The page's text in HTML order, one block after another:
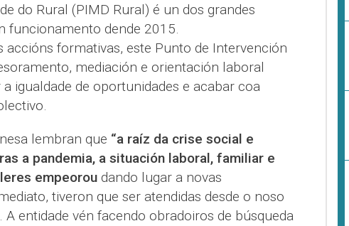
do Rural (PIMD Rural) é un dos grandes
funcionamento dende 2015.
accións formativas, este Punto de Intervención
mediación e orientación laboral
igualdade de oportunidades e acabar coa
lembran que “a raíz da crise social e
a pandemia, a situación laboral, familiar e
empeorou dando lugar a novas
tiveron que ser atendidas desde o noso
A entidade vén facendo obradoiros de búsqueda